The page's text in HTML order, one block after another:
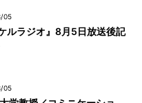
05
ルラジオ』8月5日放送後記
05